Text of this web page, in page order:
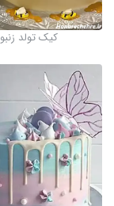
کیک تولد